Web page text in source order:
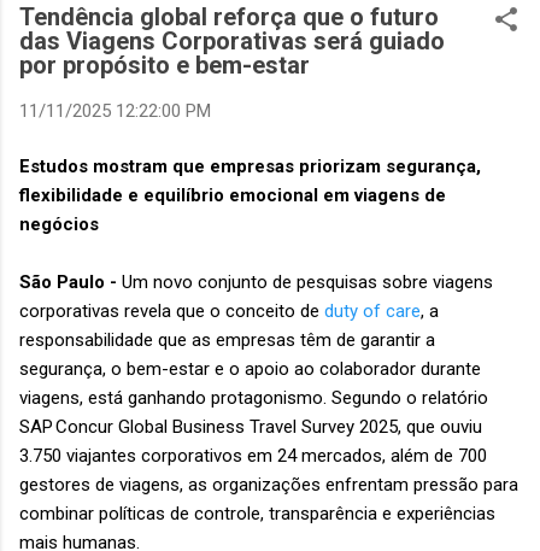
compradores para explorar as inovações que moldam o futuro
das viagens. O evento também contará com a presença de
importantes nomes do setor e debates sobre as principais
tendências que impulsionam a próxima geração da tecnologia
Tendência global reforça que o futuro
das Viagens Corporativas será guiado
por propósito e bem-estar
11/11/2025 12:22:00 PM
Estudos mostram que empresas priorizam segurança,
flexibilidade e equilíbrio emocional em viagens de
negócios
São Paulo - Um novo conjunto de pesquisas sobre viagens
corporativas revela que o conceito de duty of care, a
responsabilidade que as empresas têm de garantir a
segurança, o bem-estar e o apoio ao colaborador durante
viagens, está ganhando protagonismo. Segundo o relatório
SAP Concur Global Business Travel Survey 2025, que ouviu
3.750 viajantes corporativos em 24 mercados, além de 700
gestores de viagens, as organizações enfrentam pressão para
combinar políticas de controle, transparência e experiências
mais humanas.